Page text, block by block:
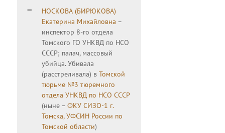
НОСКОВА (БИРЮКОВА)
Екатерина Михайловна –
инспектор 8-го отдела
Томского ГО УНКВД по НСО
СССР; палач, массовый
убийца. Убивала
(расстреливала) вТомской
тюрьме №3 тюремного
отдела УНКВД по НСО СССР
(ныне –ФКУ СИЗО-1 г.
Томска, УФСИН России по
Томской области)